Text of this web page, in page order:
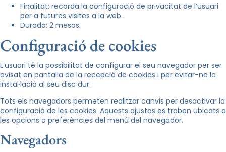
Finalitat: recorda la configuració de privacitat de l’usuari
per a futures visites a la web.
Durada: 2 mesos.
Configuració de cookies
L’usuari té la possibilitat de configurar el seu navegador per ser
avisat en pantalla de la recepció de cookies i per evitar-ne la
instal·lació al seu disc dur.
Tots els navegadors permeten realitzar canvis per desactivar la
configuració de les cookies. Aquests ajustos es troben ubicats a
les opcions o preferències del menú del navegador.
Navegadors